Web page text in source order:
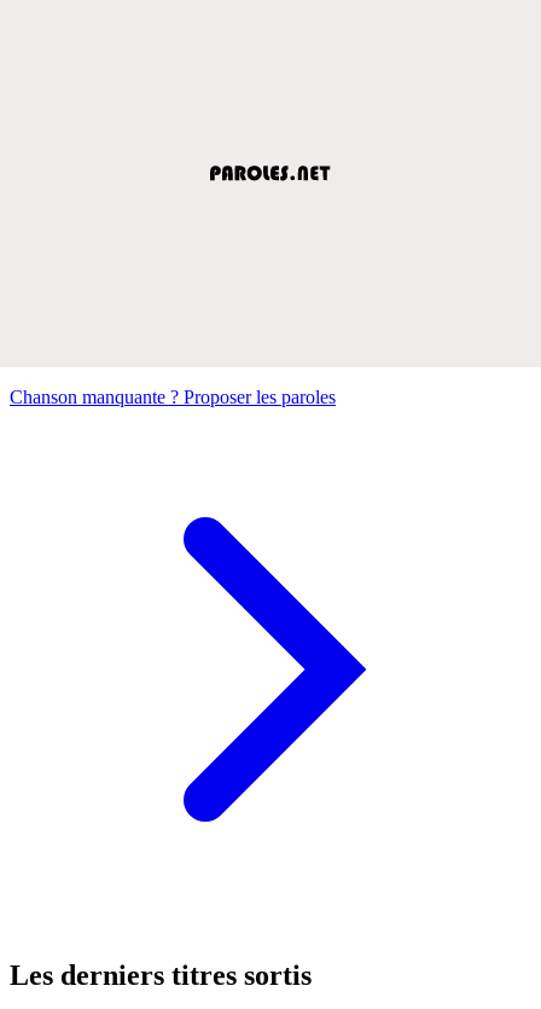
Chanson manquante ? Proposer les paroles
Les derniers titres sortis